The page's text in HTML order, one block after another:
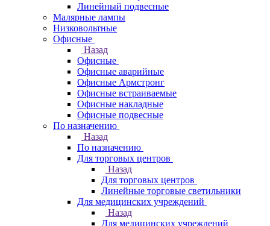
Линейный подвесные
Малярные лампы
Низковольтные
Офисные
Назад
Офисные
Офисные аварийные
Офисные Армстронг
Офисные встраиваемые
Офисные накладные
Офисные подвесные
По назначению
Назад
По назначению
Для торговых центров
Назад
Для торговых центров
Линейные торговые светильники
Для медицинских учреждений
Назад
Для медицинских учреждений